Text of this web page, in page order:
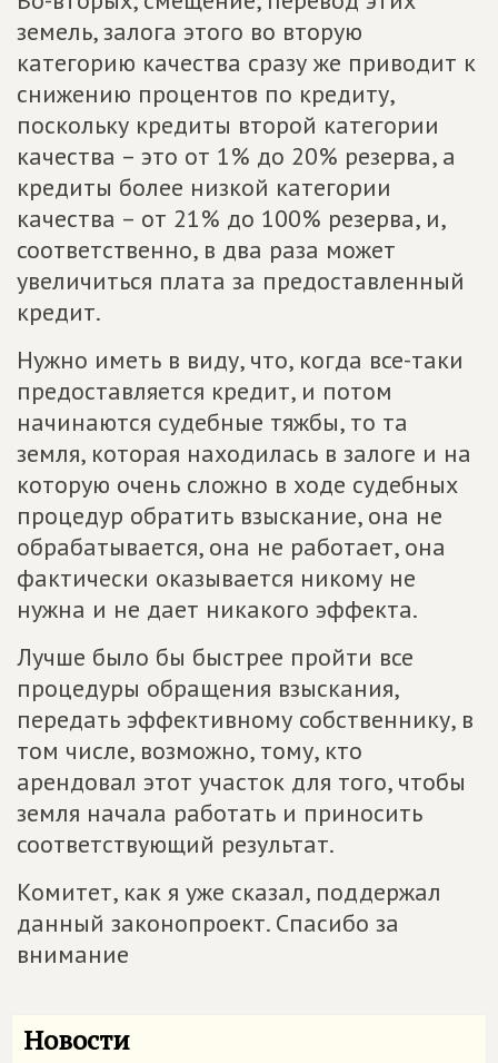
земель, залога этого во вторую
категорию качества сразу же приводит к
снижению процентов по кредиту,
поскольку кредиты второй категории
качества – это от 1% до 20% резерва, а
кредиты более низкой категории
качества – от 21% до 100% резерва, и,
соответственно, в два раза может
увеличиться плата за предоставленный
кредит.
Нужно иметь в виду, что, когда все-таки
предоставляется кредит, и потом
начинаются судебные тяжбы, то та
земля, которая находилась в залоге и на
которую очень сложно в ходе судебных
процедур обратить взыскание, она не
обрабатывается, она не работает, она
фактически оказывается никому не
нужна и не дает никакого эффекта.
Лучше было бы быстрее пройти все
процедуры обращения взыскания,
передать эффективному собственнику, в
том числе, возможно, тому, кто
арендовал этот участок для того, чтобы
земля начала работать и приносить
соответствующий результат.
Комитет, как я уже сказал, поддержал
данный законопроект. Спасибо за
внимание
Новости